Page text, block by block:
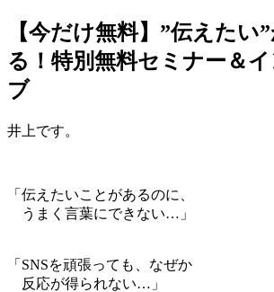
jpca.co
【今だけ無料】”伝えたい
る！特別無料セミナー＆
ブ
井上です。
「伝えたいことがあるのに、
うまく言葉にできない…」
「SNSを頑張っても、なぜか
反応が得られない…」